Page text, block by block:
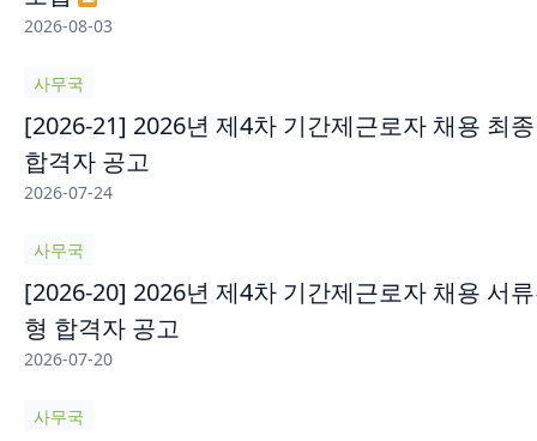
2026-08-03
사무국
[2026-21] 2026년 제4차 기간제근로자 채용 최종
합격자 공고
2026-07-24
사무국
[2026-20] 2026년 제4차 기간제근로자 채용 서
형 합격자 공고
2026-07-20
사무국